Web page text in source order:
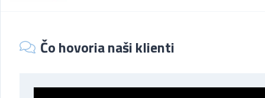
Čo hovoria naši klienti